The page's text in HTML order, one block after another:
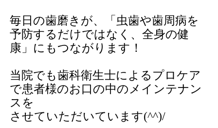
毎日の歯磨きが、「虫歯や歯周病を
予防するだけではなく、全身の健
康」にもつながります！
当院でも歯科衛生士によるプロケア
で患者様のお口の中のメインテナン
スを
させていただいています(^^)/